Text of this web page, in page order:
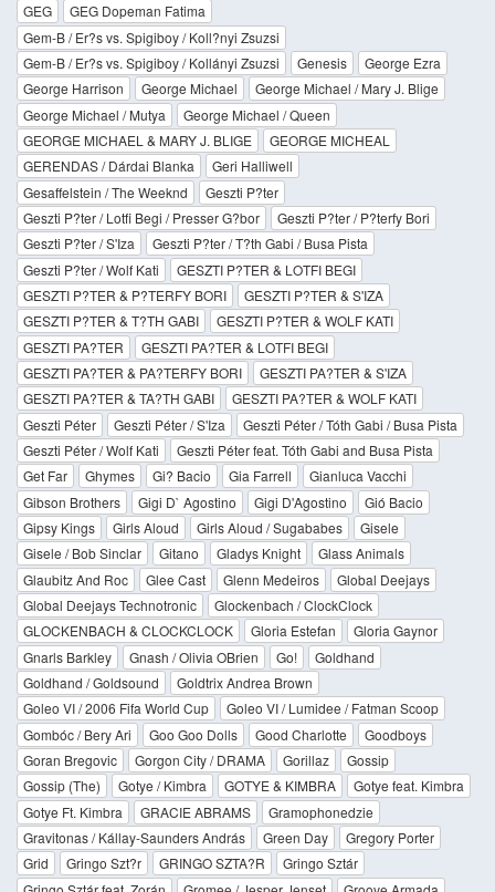
GEG
GEG Dopeman Fatima
Gem-B / Er?s vs. Spigiboy / Koll?nyi Zsuzsi
Gem-B / Er?s vs. Spigiboy / Kollányi Zsuzsi
Genesis
George Ezra
George Harrison
George Michael
George Michael / Mary J. Blige
George Michael / Mutya
George Michael / Queen
GEORGE MICHAEL & MARY J. BLIGE
GEORGE MICHEAL
GERENDAS / Dárdai Blanka
Geri Halliwell
Gesaffelstein / The Weeknd
Geszti P?ter
Geszti P?ter / Lotfi Begi / Presser G?bor
Geszti P?ter / P?terfy Bori
Geszti P?ter / S'Iza
Geszti P?ter / T?th Gabi / Busa Pista
Geszti P?ter / Wolf Kati
GESZTI P?TER & LOTFI BEGI
GESZTI P?TER & P?TERFY BORI
GESZTI P?TER & S'IZA
GESZTI P?TER & T?TH GABI
GESZTI P?TER & WOLF KATI
GESZTI PA?TER
GESZTI PA?TER & LOTFI BEGI
GESZTI PA?TER & PA?TERFY BORI
GESZTI PA?TER & S'IZA
GESZTI PA?TER & TA?TH GABI
GESZTI PA?TER & WOLF KATI
Geszti Péter
Geszti Péter / S'Iza
Geszti Péter / Tóth Gabi / Busa Pista
Geszti Péter / Wolf Kati
Geszti Péter feat. Tóth Gabi and Busa Pista
Get Far
Ghymes Gi? Bacio Gia Farrell
Gianluca Vacchi
Gibson Brothers
Gigi D` Agostino Gigi D'Agostino
Gió Bacio
Gipsy Kings
Girls Aloud Girls Aloud / Sugababes
Gisele
Gisele / Bob Sinclar
Gitano Gladys Knight
Glass Animals
Glaubitz And Roc
Glee Cast Glenn Medeiros
Global Deejays
Global Deejays Technotronic
Glockenbach / ClockClock
GLOCKENBACH & CLOCKCLOCK
Gloria Estefan
Gloria Gaynor
Gnarls Barkley
Gnash / Olivia OBrien Go!
Goldhand
Goldhand / Goldsound
Goldtrix Andrea Brown
Goleo VI / 2006 Fifa World Cup
Goleo VI / Lumidee / Fatman Scoop
Gombóc / Bery Ari
Goo Goo Dolls Good Charlotte
Goodboys
Goran Bregovic
Gorgon City / DRAMA Gorillaz
Gossip
Gossip (The)
Gotye / Kimbra GOTYE & KIMBRA
Gotye feat. Kimbra
Gotye Ft. Kimbra
GRACIE ABRAMS
Gramophonedzie
Gravitonas / Kállay-Saunders András
Green Day
Gregory Porter
Grid
Gringo Szt?r GRINGO SZTA?R
Gringo Sztár